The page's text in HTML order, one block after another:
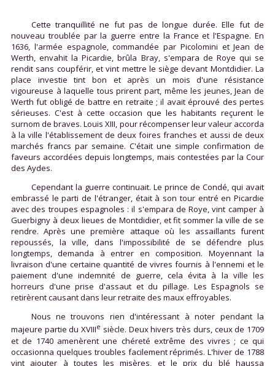
Cette tranquillité ne fut pas de longue durée. Elle fut de
nouveau troublée par la guerre entre la France et l'Espagne. En
1636, l'armée espagnole, commandée par Picolomini et Jean de
Werth, envahit la Picardie, brûla Bray, s'empara de Roye qui se
rendit sans coupférir, et vint mettre le siège devant Montdidier. La
place investie tint bon et après un mois d'une résistance
vigoureuse à laquelle tous prirent part, même les jeunes, Jean de
Werth fut obligé de battre en retraite ; il avait éprouvé des pertes
sérieuses. C'est à cette occasion que les habitants reçurent le
surnom de braves. Louis XIII, pour récompenser leur valeur accorda
à la ville l'établissement de deux foires franches et aussi de deux
marchés francs par semaine. C'était une simple confirmation de
faveurs accordées depuis longtemps, mais contestées par la Cour
des Aydes.
Cependant la guerre continuait. Le prince de Condé, qui avait
embrassé le parti de l'étranger, était à son tour entré en Picardie
avec des troupes espagnoles : il s'empara de Roye, vint camper à
Guerbigny à deux lieues de Montdidier, et fit sommer la ville de se
rendre. Après une première attaque où les assaillants furent
repoussés, la ville, dans l'impossibilité de se défendre plus
longtemps, demanda à entrer en composition. Moyennant la
livraison d'une certaine quantité de vivres fournis à l'ennemi et le
paiement d'une indemnité de guerre, cela évita à la ville les
horreurs d'une prise d'assaut et du pillage. Les Espagnols se
retirèrent causant dans leur retraite des maux effroyables.
Nous ne trouvons rien d'intéressant à noter pendant la
majeure partie du XVIIIe siècle. Deux hivers très durs, ceux de 1709
et de 1740 amenèrent une chéreté extrême des vivres ; ce qui
occasionna quelques troubles facilement réprimés. L'hiver de 1788
vint ajouter à toutes les misères, et le prix du blé haussa